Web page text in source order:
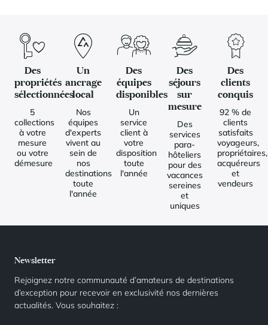
Des
propriétés
sélectionnées
5
collections
à votre
mesure
ou votre
démesure
Un
ancrage
local
Nos
équipes
d'experts
vivent au
sein de
nos
destinations
toute
l'année
Des
équipes
disponibles
Un
service
client à
votre
disposition
toute
l'année
Des
séjours
sur
mesure
Des
services
para-
hôteliers
pour des
vacances
sereines
et
uniques
Des
clients
conquis
92 % de
clients
satisfaits
voyageurs,
propriétaires,
acquéreurs
et
vendeurs
Newsletter
Rejoignez notre communauté d’amateurs de destinations
d’exception pour recevoir en exclusivité nos dernières
actualités. Vous souhaitez :